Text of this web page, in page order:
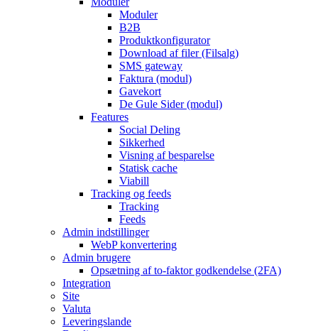
Moduler
B2B
Produktkonfigurator
Download af filer (Filsalg)
SMS gateway
Faktura (modul)
Gavekort
De Gule Sider (modul)
Features
Social Deling
Sikkerhed
Visning af besparelse
Statisk cache
Viabill
Tracking og feeds
Tracking
Feeds
Admin indstillinger
WebP konvertering
Admin brugere
Opsætning af to-faktor godkendelse (2FA)
Integration
Site
Valuta
Leveringslande